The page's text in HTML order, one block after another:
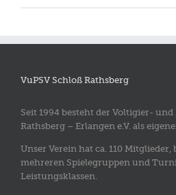
VuPSV Schloß Rathsberg
Seit 1994 besteht der Voltigier-
Rathsberg – Erlangen e.V. als
Unser Verein hat ca. 110
mehreren Spielegruppen und
Leistungsklassen.